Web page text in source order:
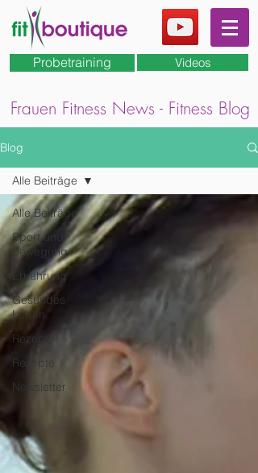
Probetraining Videos
Frauen Fitness News - Fitness Blog
Blog
Alle Beiträge
Sport und
Bewegung
Ernährung
Gesundes
Leben
Rezept
Rezepte
Newsletter
Alle Beiträge